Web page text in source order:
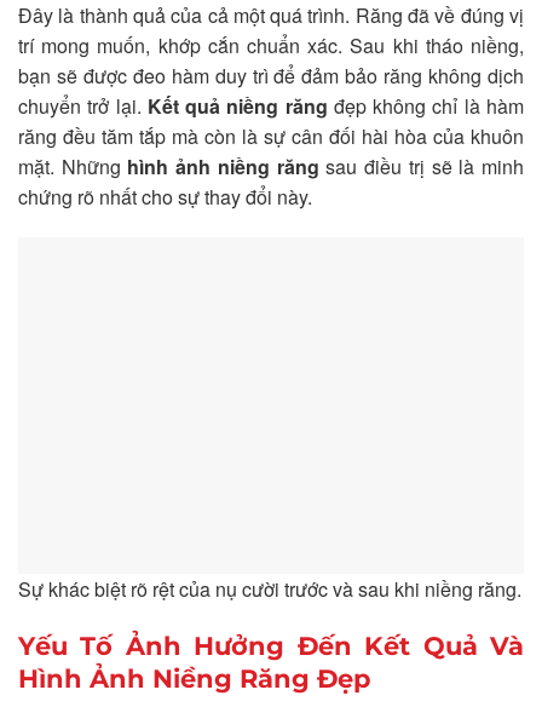
Đây là thành quả của cả một quá trình. Răng đã về đúng vị
trí mong muốn, khớp cắn chuẩn xác. Sau khi tháo niềng,
bạn sẽ được đeo hàm duy trì để đảm bảo răng không dịch
chuyển trở lại. Kết quả niềng răng đẹp không chỉ là hàm
răng đều tăm tắp mà còn là sự cân đối hài hòa của khuôn
mặt. Những hình ảnh niềng răng sau điều trị sẽ là minh
chứng rõ nhất cho sự thay đổi này.
Sự khác biệt rõ rệt của nụ cười trước và sau khi niềng răng.
Yếu Tố Ảnh Hưởng Đến Kết Quả Và
Hình Ảnh Niềng Răng Đẹp